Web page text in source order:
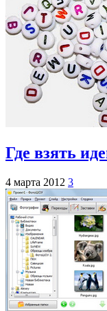
Где взять
4 марта 2012 3